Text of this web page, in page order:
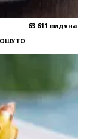
63 611 видяна